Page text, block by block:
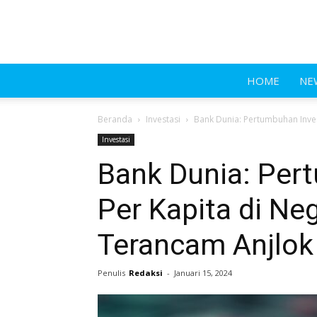
HOME
Beranda Investasi Bank Dunia: Pertumbuhan
Investasi
Bank Dunia:
Per Kapita di
Terancam Anjlok
Penulis Redaksi - Januari 15, 2024